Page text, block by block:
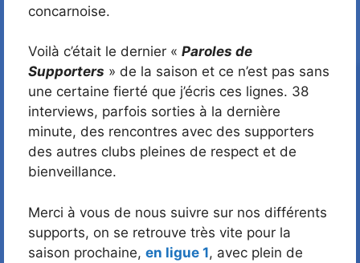
concarnoise.
Voilà c’était le dernier « Paroles de
Supporters » de la saison et ce n’est pas sans
une certaine fierté que j’écris ces lignes. 38
interviews, parfois sorties à la dernière
minute, des rencontres avec des supporters
des autres clubs pleines de respect et de
bienveillance.
Merci à vous de nous suivre sur nos différents
supports, on se retrouve très vite pour la
saison prochaine, en ligue 1, avec plein de